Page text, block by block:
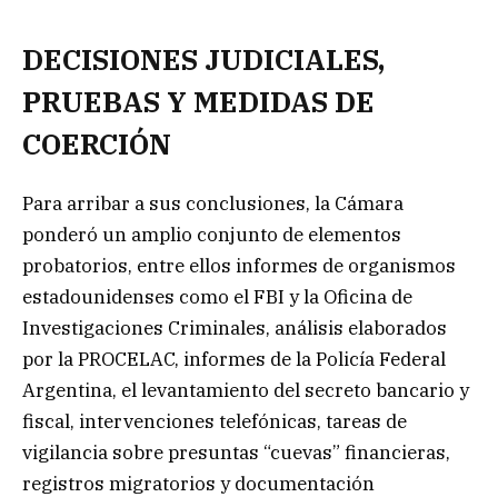
DECISIONES JUDICIALES,
PRUEBAS Y MEDIDAS DE
COERCIÓN
Para arribar a sus conclusiones, la Cámara
ponderó un amplio conjunto de elementos
probatorios, entre ellos informes de organismos
estadounidenses como el FBI y la Oficina de
Investigaciones Criminales, análisis elaborados
por la PROCELAC, informes de la Policía Federal
Argentina, el levantamiento del secreto bancario y
fiscal, intervenciones telefónicas, tareas de
vigilancia sobre presuntas “cuevas” financieras,
registros migratorios y documentación